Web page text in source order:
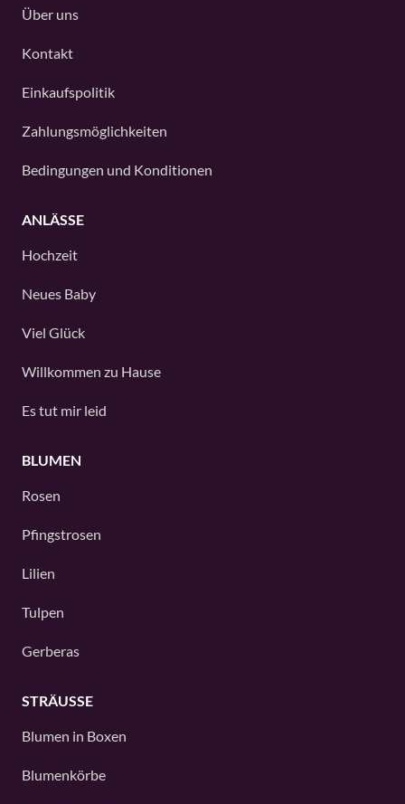
Über uns
Kontakt
Einkaufspolitik
Zahlungsmöglichkeiten
Bedingungen und Konditionen
ANLÄSSE
Hochzeit
Neues Baby
Viel Glück
Willkommen zu Hause
Es tut mir leid
BLUMEN
Rosen
Pfingstrosen
Lilien
Tulpen
Gerberas
STRÄUSSE
Blumen in Boxen
Blumenkörbe